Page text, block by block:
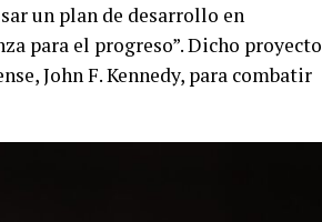
un plan de desarrollo en
para el progreso”. Dicho proyecto
John F. Kennedy, para combatir